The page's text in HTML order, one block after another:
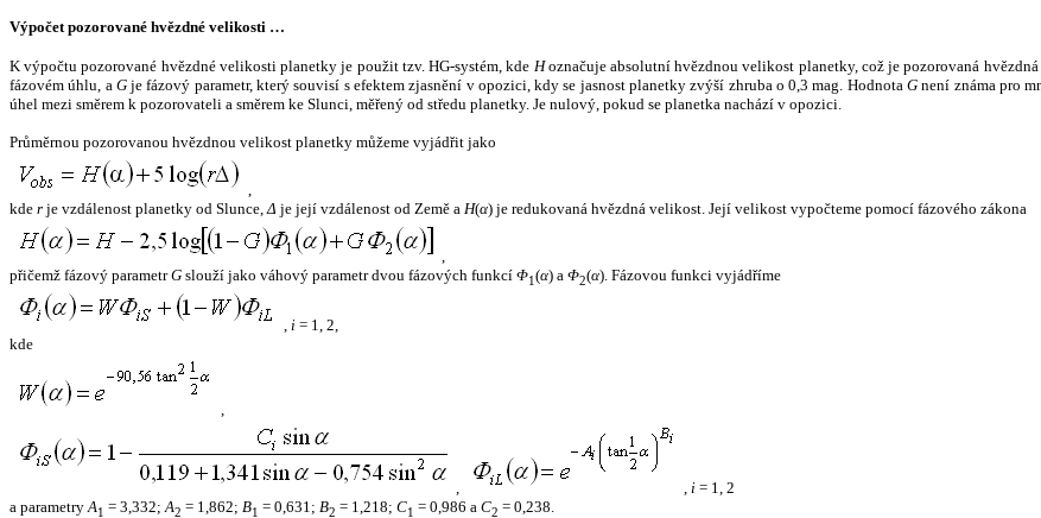
Výpočet pozorované hvězdné velikosti …
K výpočtu pozorované hvězdné velikosti planetky je použit tzv. HG-systém, kde Hoznačuje absolutní hvězdnou velikost planetky, což je pozorovaná
fázovém úhlu, a Gje fázový parametr, který souvisí s efektem zjasnění v opozici, kdy se jasnost planetky zvýší zhruba o 0,3 mag. HodnotaG není známa pro
úhel mezi směrem k pozorovateli a směrem ke Slunci, měřený od středu planetky. Je nulový, pokud se planetka nachází v opozici.
Průměrnou pozorovanou hvězdnou velikost planetky můžeme vyjádřit jako
,
kde r je vzdálenost planetky od Slunce,Δ je její vzdálenost od Země a H(α) je redukovaná hvězdná velikost. Její velikost vypočteme pomocí fázového zákona
,
přičemž fázový parametrG slouží jako váhový parametr dvou fázových funkcí Φ1(α) a Φ2(α). Fázovou funkci vyjádříme
, i = 1, 2,
kde
,
, , i = 1, 2
a parametryA1 = 3,332;A2 = 1,862; B1 = 0,631; B2 = 1,218; C1 = 0,986 a C2 = 0,238.